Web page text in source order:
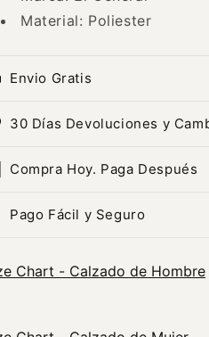
Material: Poliester
Envio Gratis
30 Días Devoluciones y
Compra Hoy. Paga Después
Pago Fácil y Seguro
Chart - Calzado de Hombre